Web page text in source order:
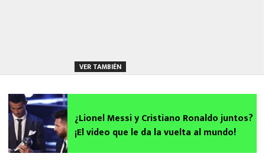
VER TAMBIÉN
¿Lionel Messi y Cristiano Ronaldo juntos?
¡El video que le da la vuelta al mundo!